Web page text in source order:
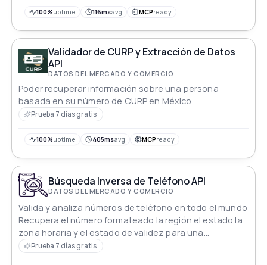
100%uptime 116msavg MCPready
Validador de CURP y Extracción de Datos
API
DATOS DEL MERCADO Y COMERCIO
Poder recuperar información sobre una persona
basada en su número de CURP en México.
Prueba 7 días gratis
100%uptime 405msavg MCPready
Búsqueda Inversa de Teléfono API
DATOS DEL MERCADO Y COMERCIO
Valida y analiza números de teléfono en todo el mundo
Recupera el número formateado la región el estado la
zona horaria y el estado de validez para una
comunicación precisa y sistemas de verificación
Prueba 7 días gratis